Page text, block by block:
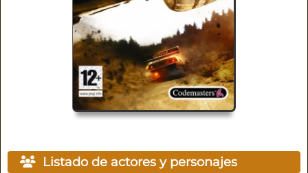
Listado de actores y personajes